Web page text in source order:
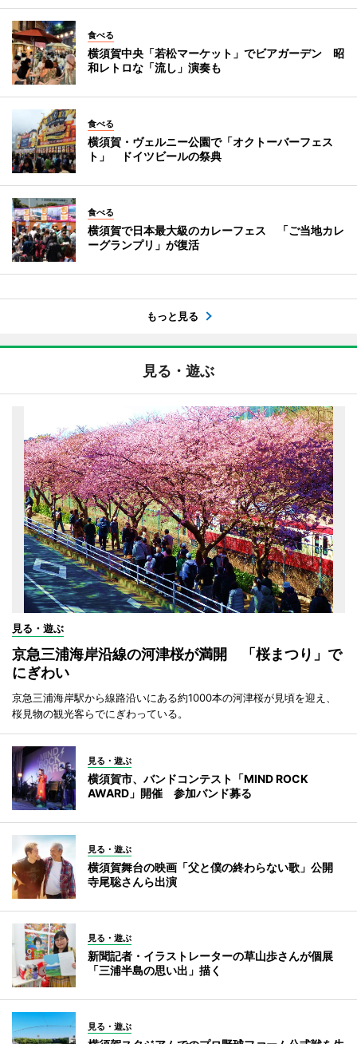
食べる
横須賀中央「若松マーケット」でビアガーデン 昭
和レトロな「流し」演奏も
食べる
横須賀・ヴェルニー公園で「オクトーバーフェス
ト」 ドイツビールの祭典
食べる
横須賀で日本最大級のカレーフェス 「ご当地カレ
ーグランプリ」が復活
もっと見る
見る・遊ぶ
見る・遊ぶ
京急三浦海岸沿線の河津桜が満開 「桜まつり」で
にぎわい
京急三浦海岸駅から線路沿いにある約1000本の河津桜が見頃を迎え、
桜見物の観光客らでにぎわっている。
見る・遊ぶ
横須賀市、バンドコンテスト「MIND ROCK
AWARD」開催 参加バンド募る
見る・遊ぶ
横須賀舞台の映画「父と僕の終わらない歌」公開
寺尾聡さんら出演
見る・遊ぶ
新聞記者・イラストレーターの草山歩さんが個展
「三浦半島の思い出」描く
見る・遊ぶ